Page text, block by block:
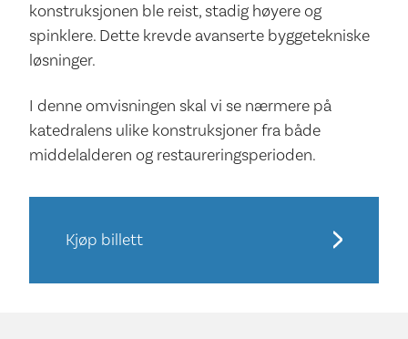
konstruksjonen ble reist, stadig høyere og
spinklere. Dette krevde avanserte byggetekniske
løsninger.
I denne omvisningen skal vi se nærmere på
katedralens ulike konstruksjoner fra både
middelalderen og restaureringsperioden.
Kjøp billett